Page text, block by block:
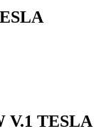
V.1 TESLA